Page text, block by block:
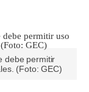
debe permitir
(Foto: GEC)